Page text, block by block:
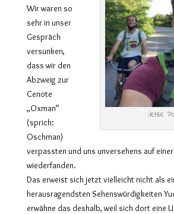
Jetze
Wir waren so
sehr in unser
Gespräch
versunken,
dass wir den
Abzweig zur
Cenote
„Oxman“
(sprich:
Oschman)
verpassten und uns unversehens auf
wiederfanden.
Das erweist sich jetzt vielleicht nicht als
herausragendsten Sehenswürdigkeiten
erwähne das deshalb, weil sich dort eine